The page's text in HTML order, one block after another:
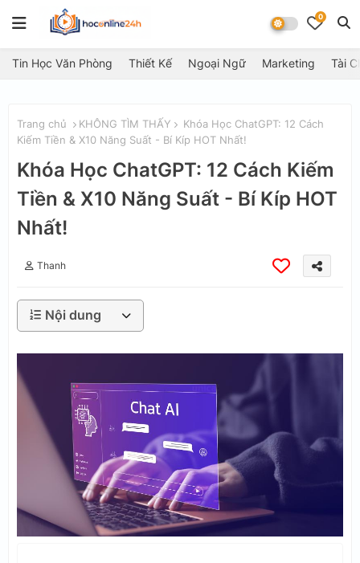
0
Tin Học Văn Phòng Thiết Kế Ngoại Ngữ Marketing Tài
Trang chủ KHÔNG TÌM THẤY
Khóa Học ChatGPT: 12 Cách
Kiếm Tiền & X10 Năng Suất - Bí Kíp HOT Nhất!
Khóa Học ChatGPT: 12 Cách Kiếm
Tiền & X10 Năng Suất - Bí Kíp HOT
Nhất!
Thanh
Nội dung